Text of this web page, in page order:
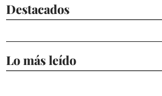
Destacados
Lo más leído